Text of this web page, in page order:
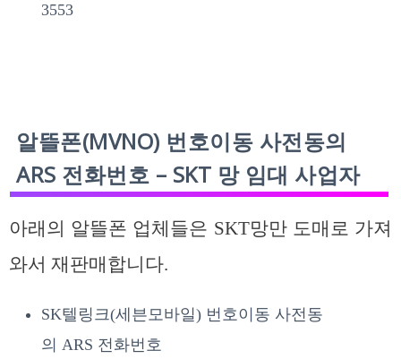
3553
알뜰폰(MVNO) 번호이동 사전동의
ARS 전화번호 – SKT 망 임대 사업자
아래의 알뜰폰 업체들은 SKT망만 도매로 가져
와서 재판매합니다.
SK텔링크(세븐모바일) 번호이동 사전동
의 ARS 전화번호